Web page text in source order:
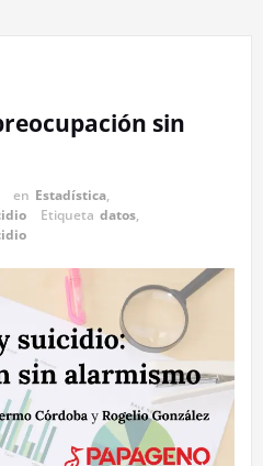
sin
en Estadística,
Etiqueta datos,